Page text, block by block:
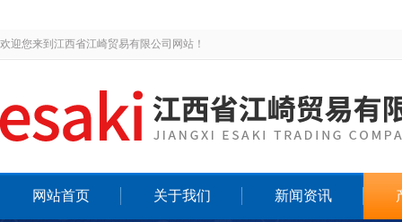
欢迎您来到江西省江崎贸易有限公司网站！
网站首页 关于我们 新闻资讯